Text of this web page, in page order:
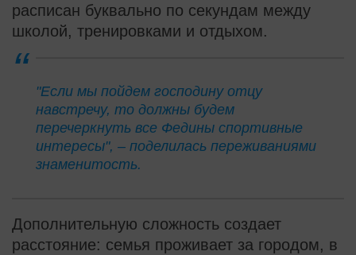
расписан буквально по секундам между
школой, тренировками и отдыхом.
"Если мы пойдем господину отцу
навстречу, то должны будем
перечеркнуть все Федины спортивные
интересы", – поделилась переживаниями
знаменитость.
Дополнительную сложность создает
расстояние: семья проживает за городом, в